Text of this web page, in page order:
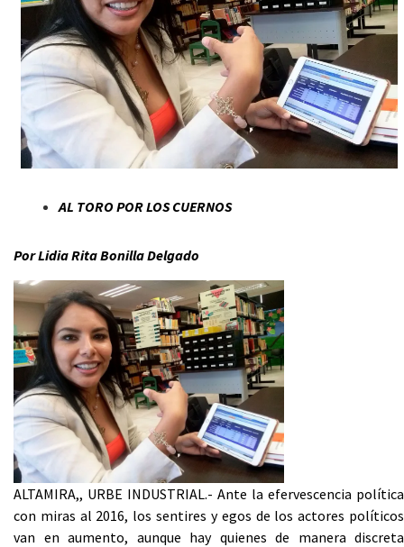
AL TORO POR LOS CUERNOS
Por Lidia Rita Bonilla Delgado
ALTAMIRA,, URBE INDUSTRIAL.- Ante la efervescencia política
con miras al 2016, los sentires y egos de los actores políticos
van en aumento, aunque hay quienes de manera discreta